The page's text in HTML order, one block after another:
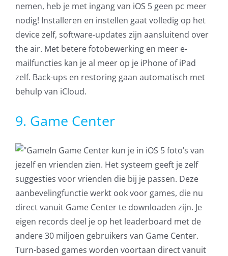
nemen, heb je met ingang van iOS 5 geen pc meer
nodig! Installeren en instellen gaat volledig op het
device zelf, software-updates zijn aansluitend over
the air. Met betere fotobewerking en meer e-
mailfuncties kan je al meer op je iPhone of iPad
zelf. Back-ups en restoring gaan automatisch met
behulp van iCloud.
9. Game Center
In Game Center kun je in iOS 5 foto’s van
jezelf en vrienden zien. Het systeem geeft je zelf
suggesties voor vrienden die bij je passen. Deze
aanbevelingfunctie werkt ook voor games, die nu
direct vanuit Game Center te downloaden zijn. Je
eigen records deel je op het leaderboard met de
andere 30 miljoen gebruikers van Game Center.
Turn-based games worden voortaan direct vanuit